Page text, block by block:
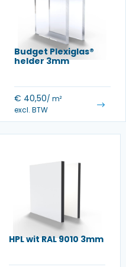
Budget Plexiglas®
helder 3mm
€ 40,50/ m²
excl. BTW
HPL wit RAL 9010 3mm